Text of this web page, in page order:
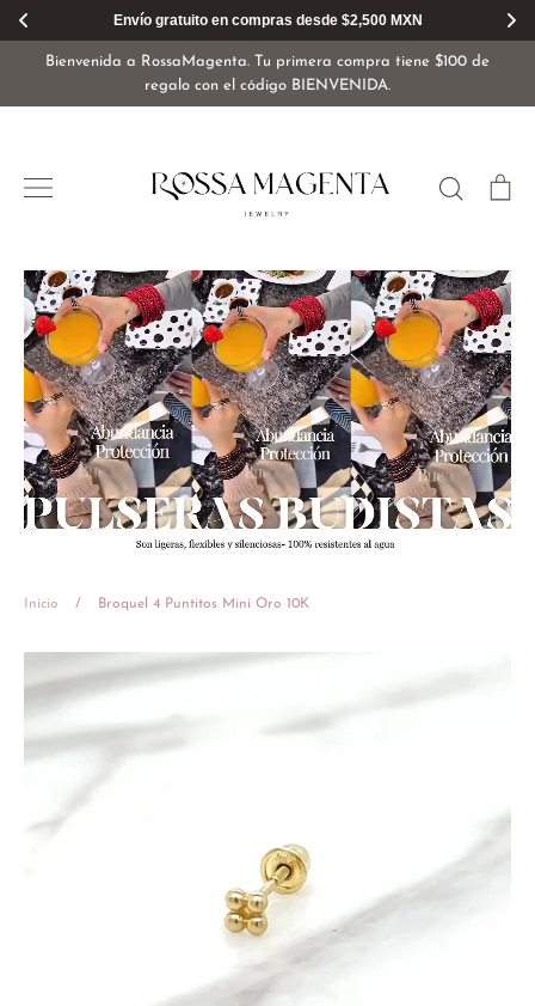
Envío gratuito en compras desde $2,500 MXN
al
Bienvenida a RossaMagenta. Tu primera compra tiene $100 de
regalo con el código BIENVENIDA.
Buscar
Inicio / Broquel 4 Puntitos Mini Oro 10K